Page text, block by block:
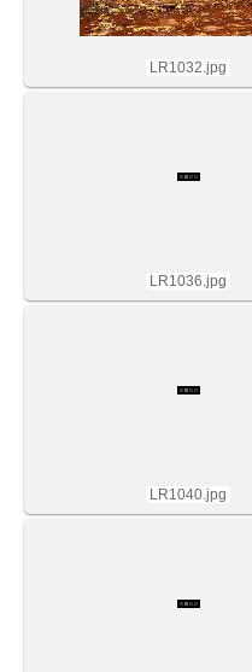
LR1032.jpg
LR1036.jpg
LR1040.jpg